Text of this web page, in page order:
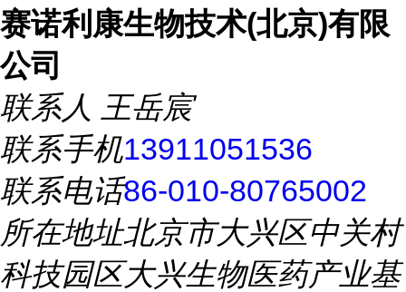
赛诺利康生物技术(北京)有限
公司
联系人 王岳宸
联系手机13911051536
联系电话86-010-80765002
所在地址北京市大兴区中关村
科技园区大兴生物医药产业基